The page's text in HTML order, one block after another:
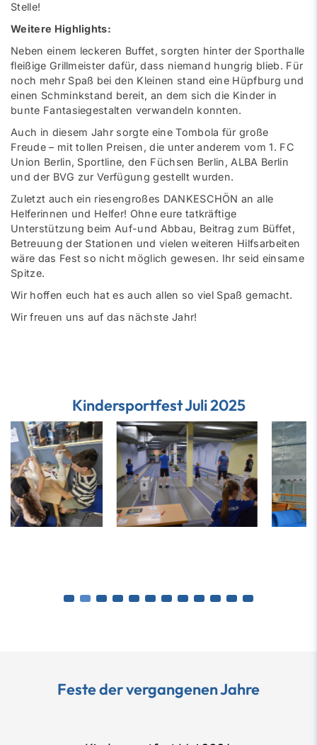
Stelle!
Weitere Highlights:
Neben einem leckeren Buffet, sorgten hinter der Sporthalle
fleißige Grillmeister dafür, dass niemand hungrig blieb. Für
noch mehr Spaß bei den Kleinen stand eine Hüpfburg und
einen Schminkstand bereit, an dem sich die Kinder in
bunte Fantasiegestalten verwandeln konnten.
Auch in diesem Jahr sorgte eine Tombola für große
Freude – mit tollen Preisen, die unter anderem vom 1. FC
Union Berlin, Sportline, den Füchsen Berlin, ALBA Berlin
und der BVG zur Verfügung gestellt wurden.
Zuletzt auch ein riesengroßes DANKESCHÖN an alle
Helferinnen und Helfer! Ohne eure tatkräftige
Unterstützung beim Auf-und Abbau, Beitrag zum Büffet,
Betreuung der Stationen und vielen weiteren Hilfsarbeiten
wäre das Fest so nicht möglich gewesen. Ihr seid einsame
Spitze.
Wir hoffen euch hat es auch allen so viel Spaß gemacht.
Wir freuen uns auf das nächste Jahr!
Kindersportfest Juli 2025
Feste der vergangenen Jahre